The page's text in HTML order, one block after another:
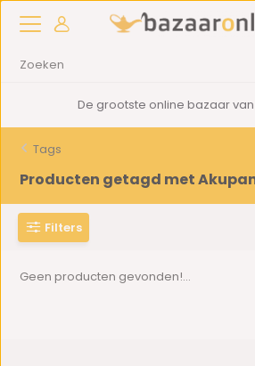
De grootste online bazaar
Tags
Producten getagd met
Filters
Geen producten gevonden!...